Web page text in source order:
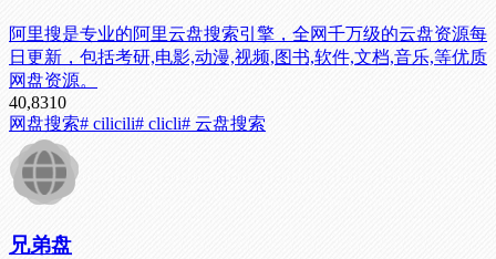
阿里搜是专业的阿里云盘搜索引擎，全网千万级的云盘资源每
日更新，包括考研,电影,动漫,视频,图书,软件,文档,音乐,等优质
网盘资源。
40,8310
网盘搜索# cilicili# clicli# 云盘搜索
兄弟盘